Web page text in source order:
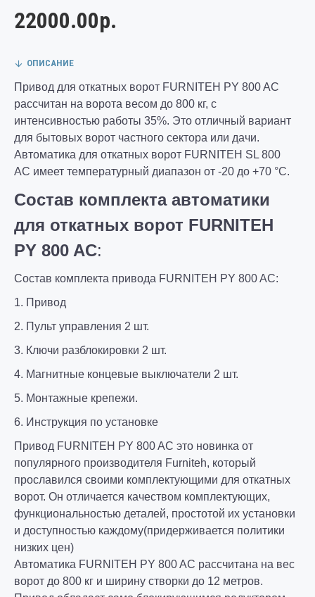
22000.00р.
ОПИСАНИЕ
Привод для откатных ворот FURNITEH PY 800 AC
рассчитан на ворота весом до 800 кг, с
интенсивностью работы 35%. Это отличный вариант
для бытовых ворот частного сектора или дачи.
Автоматика для откатных ворот FURNITEH SL 800
AC имеет температурный диапазон от -20 до +70 °C.
Состав комплекта автоматики
для откатных ворот FURNITEH
PY 800 AC:
Состав комплекта привода FURNITEH PY 800 AC:
1. Привод
2. Пульт управления 2 шт.
3. Ключи разблокировки 2 шт.
4. Магнитные концевые выключатели 2 шт.
5. Монтажные крепежи.
6. Инструкция по установке
Привод FURNITEH PY 800 AC это новинка от
популярного производителя Furniteh, который
прославился своими комплектующими для откатных
ворот. Он отличается качеством комплектующих,
функциональностью деталей, простотой их установки
и доступностью каждому(придерживается политики
низких цен)
Автоматика FURNITEH PY 800 AC рассчитана на вес
ворот до 800 кг и ширину створки до 12 метров.